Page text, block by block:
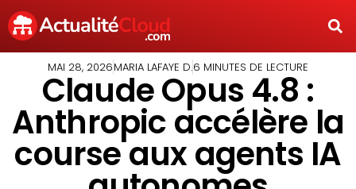
MAI 28, 2026MARIA LAFAYE D.6 MINUTES DE LECTURE
Claude Opus 4.8 :
Anthropic accélère la
course aux agents IA